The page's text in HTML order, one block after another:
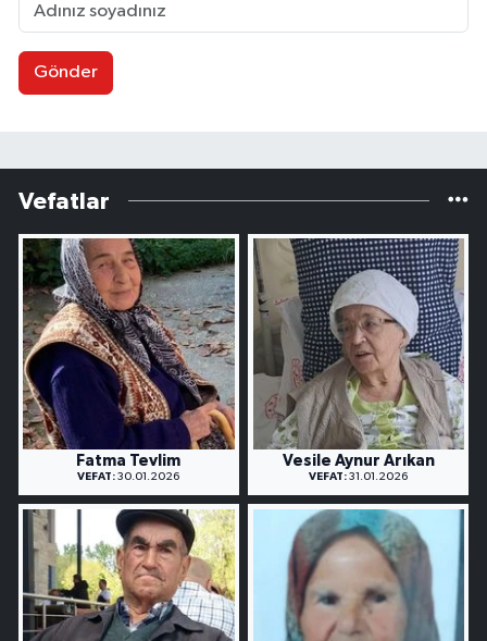
Gönder
Vefatlar
Fatma Tevlim
VEFAT: 30.01.2026
Vesile Aynur Arıkan
VEFAT: 31.01.2026